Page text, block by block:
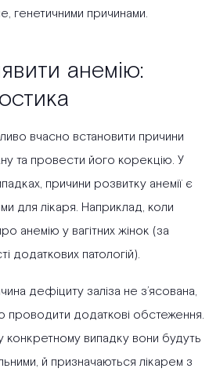
генетичними причинами.
анемію:
вчасно встановити причини
та провести його корекцію. У
причини розвитку анемії є
для лікаря. Наприклад, коли
анемію у вагітних жінок (за
додаткових патологій).
дефіциту заліза не з’ясована,
проводити додаткові обстеження.
конкретному випадку вони будуть
й призначаються лікарем з